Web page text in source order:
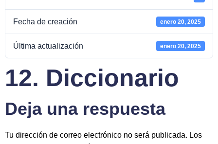
Fecha de creación enero 20, 2025
Última actualización enero 20, 2025
12. Diccionario
Deja una respuesta
Tu dirección de correo electrónico no será publicada. Los